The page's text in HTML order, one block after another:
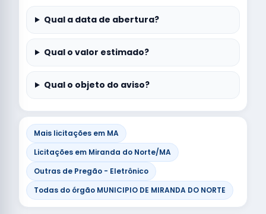
Qual a data de abertura?
Qual o valor estimado?
Qual o objeto do aviso?
Mais licitações em MA
Licitações em Miranda do Norte/MA
Outras de Pregão - Eletrônico
Todas do órgão MUNICIPIO DE MIRANDA DO NORTE